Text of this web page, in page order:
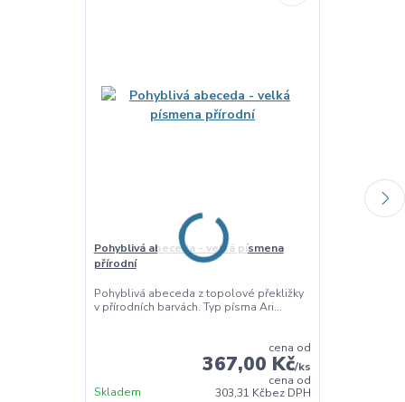
Pohyblivá abeceda - velká písmena
přírodní
Pohyblivá abeceda z topolové překližky
v přírodních barvách. Typ písma Ari...
cena od
367,00 Kč/ks
cena od
303,31 Kčbez DPH
Skladem